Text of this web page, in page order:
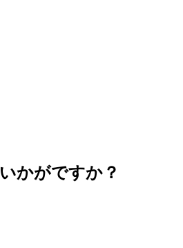
かがですか？